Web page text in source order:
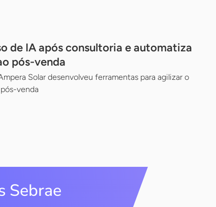
de IA após consultoria e automatiza
pós-venda
Solar desenvolveu ferramentas para agilizar o
venda
Sebrae